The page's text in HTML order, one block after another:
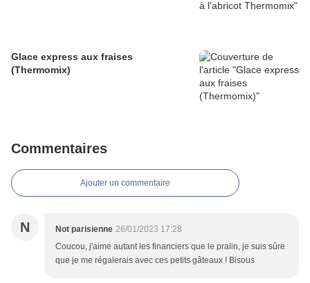
Glace express aux fraises
(Thermomix)
Commentaires
Ajouter un commentaire
N Not parisienne 26/01/2023 17:28
Coucou, j'aime autant les financiers que le pralin, je suis sûre
que je me régalerais avec ces petits gâteaux ! Bisous